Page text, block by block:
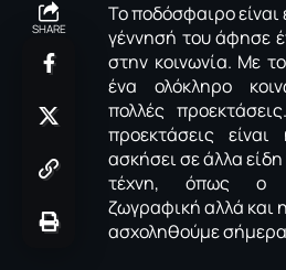
SHARE
Το ποδόσφαιρο
γέννησή του άφησε
στην κοινωνία. Με
ένα ολόκληρο
πολλές
προεκτάσεις
ασκήσει σε άλλα
τέχνη, όπως ο
ζωγραφική αλλά και
ασχοληθούμε